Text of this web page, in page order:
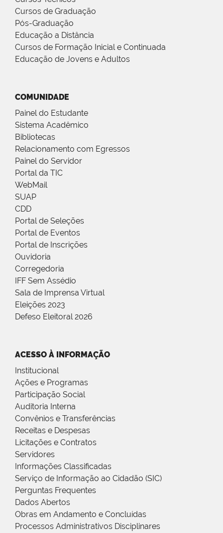
Cursos de Graduação
Pós-Graduação
Educação a Distância
Cursos de Formação Inicial e Continuada
Educação de Jovens e Adultos
COMUNIDADE
Painel do Estudante
Sistema Acadêmico
Bibliotecas
Relacionamento com Egressos
Painel do Servidor
Portal da TIC
WebMail
SUAP
CDD
Portal de Seleções
Portal de Eventos
Portal de Inscrições
Ouvidoria
Corregedoria
IFF Sem Assédio
Sala de Imprensa Virtual
Eleições 2023
Defeso Eleitoral 2026
ACESSO À INFORMAÇÃO
Institucional
Ações e Programas
Participação Social
Auditoria Interna
Convênios e Transferências
Receitas e Despesas
Licitações e Contratos
Servidores
Informações Classificadas
Serviço de Informação ao Cidadão (SIC)
Perguntas Frequentes
Dados Abertos
Obras em Andamento e Concluídas
Processos Administrativos Disciplinares